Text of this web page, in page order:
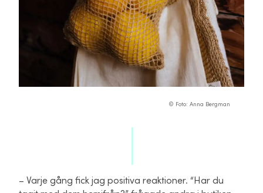
© Foto: Anna Bergman
– Varje gång fick jag positiva reaktioner. “Har du